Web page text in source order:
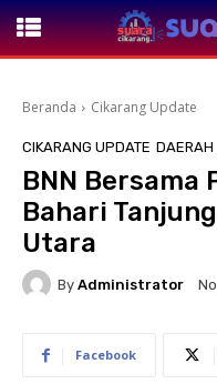
Beranda Cikarang Update
CIKARANG UPDATE DAERAH
BNN Bersama
Bahari
Utara
By Administrator
Facebook